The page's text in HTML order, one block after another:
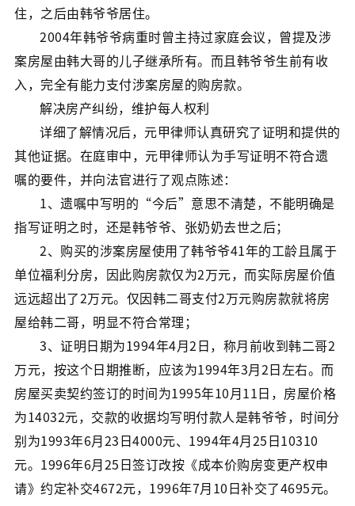
住，之后由韩爷爷居住。
2004年韩爷爷病重时曾主持过家庭会议，曾提及涉
案房屋由韩大哥的儿子继承所有。而且韩爷爷生前有收
入，完全有能力支付涉案房屋的购房款。
解决房产纠纷，维护每人权利
详细了解情况后，元甲律师认真研究了证明和提供的
其他证据。在庭审中，元甲律师认为手写证明不符合遗
嘱的要件，并向法官进行了观点陈述：
1、遗嘱中写明的“今后”意思不清楚，不能明确是
指写证明之时，还是韩爷爷、张奶奶去世之后；
2、购买的涉案房屋使用了韩爷爷41年的工龄且属于
单位福利分房，因此购房款仅为2万元，而实际房屋价值
远远超出了2万元。仅因韩二哥支付2万元购房款就将房
屋给韩二哥，明显不符合常理；
3、证明日期为1994年4月2日，称月前收到韩二哥2
万元，按这个日期推断，应该为1994年3月2日左右。而
房屋买卖契约签订的时间为1995年10月11日，房屋价格
为14032元，交款的收据均写明付款人是韩爷爷，时间分
别为1993年6月23日4000元、1994年4月25日10310
元。1996年6月25日签订改按《成本价购房变更产权申
请》约定补交4672元，1996年7月10日补交了4695元。